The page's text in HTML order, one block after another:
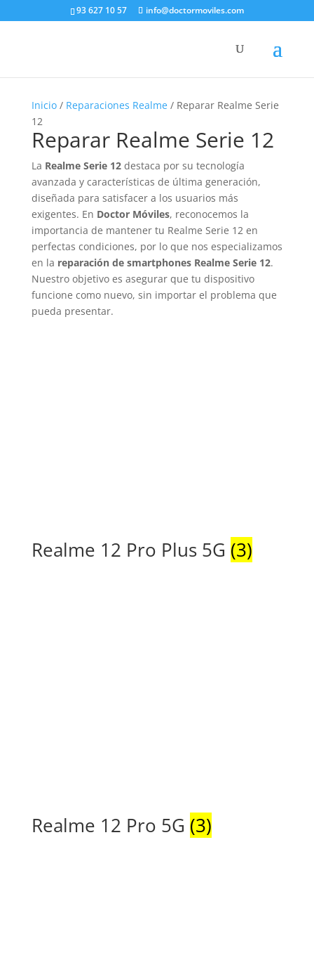
93 627 10 57 info@doctormoviles.com
Inicio/ Reparaciones Realme/ Reparar Realme Serie
12
Reparar Realme Serie 12
La Realme Serie 12destaca por su tecnología
avanzada y características de última generación,
diseñada para satisfacer a los usuarios más
exigentes. En Doctor Móviles, reconocemos la
importancia de mantener tu Realme Serie 12 en
perfectas condiciones, por lo que nos especializamos
en la reparación de smartphones Realme Serie 12.
Nuestro objetivo es asegurar que tu dispositivo
funcione como nuevo, sin importar el problema que
pueda presentar.
Realme 12 Pro Plus 5G (3)
Realme 12 Pro 5G (3)